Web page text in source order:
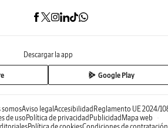
Descargar la app
Google Play
somosAviso legal Accesibilidad Reglamento UE 2024/
de usoPolítica de privacidad Publicidad Mapa web